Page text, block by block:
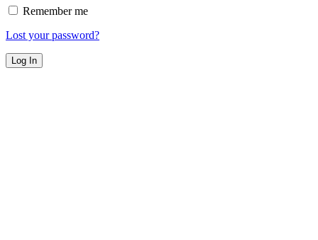
Remember me
Lost your password?